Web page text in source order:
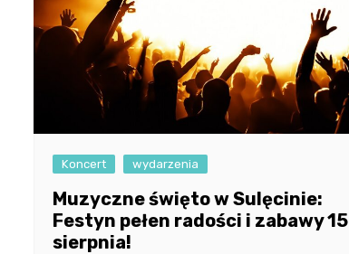
Koncert wydarzenia
Muzyczne święto w Sulęcinie:
Festyn pełen radości i zabawy 15
sierpnia!